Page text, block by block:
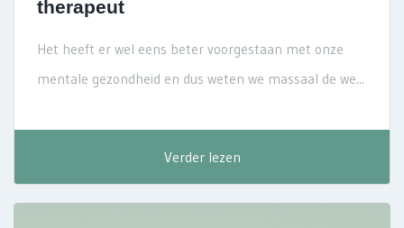
therapeut
Het heeft er wel eens beter voorgestaan met onze
mentale gezondheid en dus weten we massaal de we...
Verder lezen